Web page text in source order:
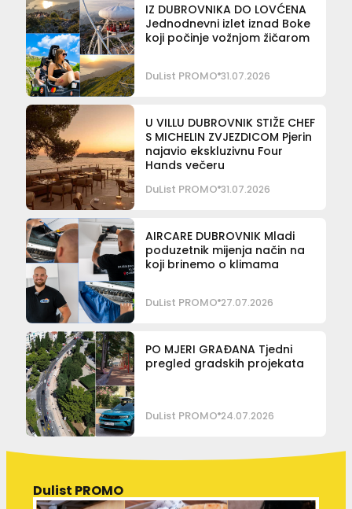
IZ DUBROVNIKA DO LOVĆENA
Jednodnevni izlet iznad Boke
koji počinje vožnjom žičarom
DuList PROMO 31.07.2026
U VILLU DUBROVNIK STIŽE CHEF
S MICHELIN ZVJEZDICOM Pjerin
najavio ekskluzivnu Four
Hands večeru
DuList PROMO 31.07.2026
AIRCARE DUBROVNIK Mladi
poduzetnik mijenja način na
koji brinemo o klimama
DuList PROMO 27.07.2026
PO MJERI GRAĐANA Tjedni
pregled gradskih projekata
DuList PROMO 24.07.2026
Dulist PROMO